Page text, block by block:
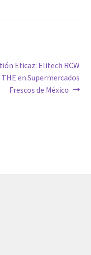
Eficaz: Elitech RCW
THE en Supermercados
Frescos de México